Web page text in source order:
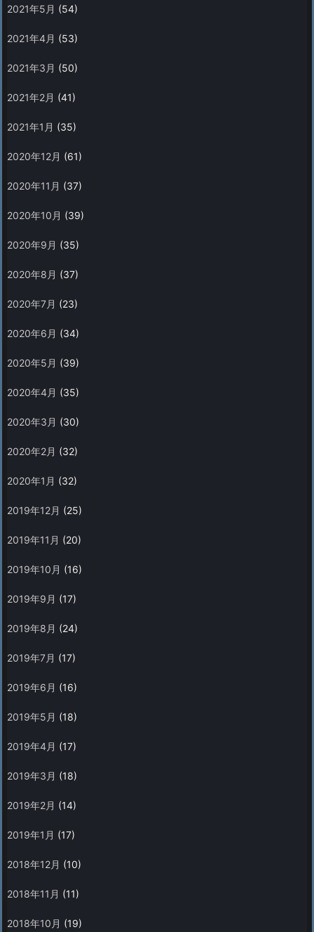
2021年5月 (54)
2021年4月 (53)
2021年3月 (50)
2021年2月 (41)
2021年1月 (35)
2020年12月 (61)
2020年11月 (37)
2020年10月 (39)
2020年9月 (35)
2020年8月 (37)
2020年7月 (23)
2020年6月 (34)
2020年5月 (39)
2020年4月 (35)
2020年3月 (30)
2020年2月 (32)
2020年1月 (32)
2019年12月 (25)
2019年11月 (20)
2019年10月 (16)
2019年9月 (17)
2019年8月 (24)
2019年7月 (17)
2019年6月 (16)
2019年5月 (18)
2019年4月 (17)
2019年3月 (18)
2019年2月 (14)
2019年1月 (17)
2018年12月 (10)
2018年11月 (11)
2018年10月 (19)